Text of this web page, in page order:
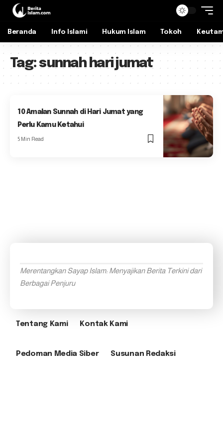
Beranda Info Islami Hukum Islam Tokoh
Tag: sunnah hari jumat
10 Amalan Sunnah di Hari Jumat yang
Perlu Kamu Ketahui
5 Min Read
Merentangkan Sayap Islam: Menyajikan Berita Terkini dari
Berbagai Penjuru
Tentang Kami Kontak Kami
Pedoman Media Siber Susunan Redaksi